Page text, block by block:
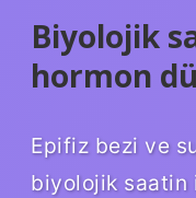
Biyolojik
hormon
Epifiz bezi ve
biyolojik saatin